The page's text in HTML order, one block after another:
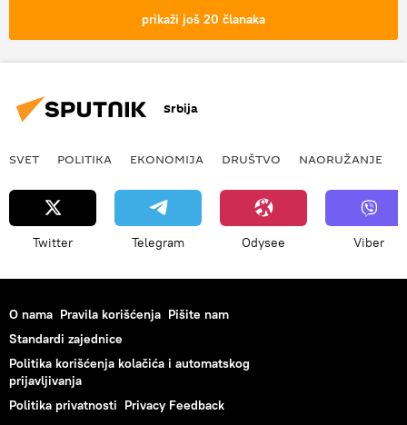
prikaži još 20 članaka
Srbija
SVET POLITIKA EKONOMIJA DRUŠTVO NAORUŽANJE
Twitter Telegram Odysee Viber
O nama Pravila korišćenja Pišite nam
Standardi zajednice
Politika korišćenja kolačića i automatskog
prijavljivanja
Politika privatnosti Privacy Feedback